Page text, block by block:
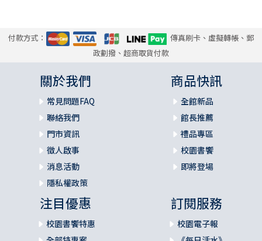
付款方式：
傳真刷卡、虛擬轉帳、郵
政劃撥、超商取貨付款
關於我們
常見問題FAQ
聯絡我們
門市資訊
徵人啟事
消息活動
隱私權政策
商品快訊
全館新品
館長推薦
禮品專區
校園書饗
即將登場
注目優惠
校園書饗特惠
訂閱服務
校園電子報